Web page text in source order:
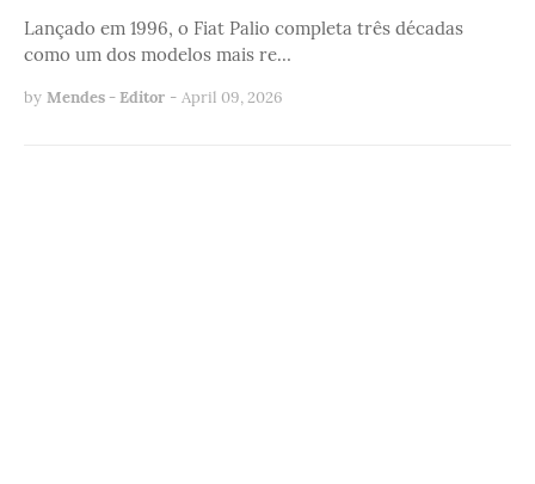
Lançado em 1996, o Fiat Palio completa três décadas
como um dos modelos mais re…
by Mendes - Editor - April 09, 2026